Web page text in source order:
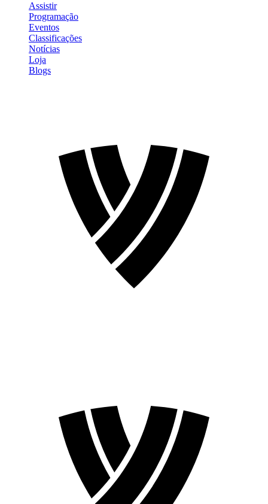
Assistir
Programação
Eventos
Classificações
Notícias
Loja
Blogs